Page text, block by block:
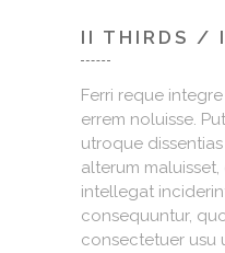
II THIRDS /
Ferri reque
errem noluisse.
utroque
alterum
intellegat
consequuntur,
consectetuer usu